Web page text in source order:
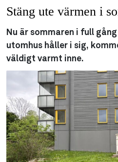
Stäng ute värmen i
Nu är sommaren i full
utomhus håller i sig,
väldigt varmt inne.